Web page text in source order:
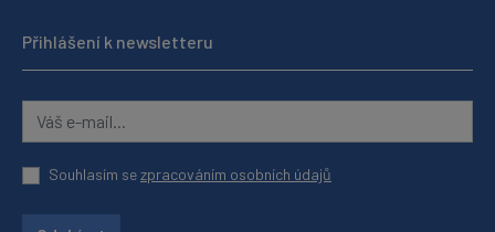
Přihlášení k newsletteru
Souhlasím sezpracováním osobních údajů